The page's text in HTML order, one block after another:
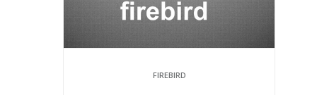
FIREBIRD